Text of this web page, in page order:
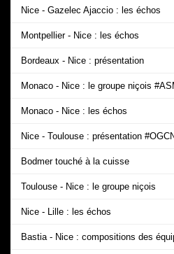
Nice - Gazelec Ajaccio : les échos
Montpellier - Nice : les échos
Bordeaux - Nice : présentation
Monaco - Nice : le groupe niçois
Monaco - Nice : les échos
Nice - Toulouse : présentation
Bodmer touché à la cuisse
Toulouse - Nice : le groupe niçois
Nice - Lille : les échos
Bastia - Nice : compositions des